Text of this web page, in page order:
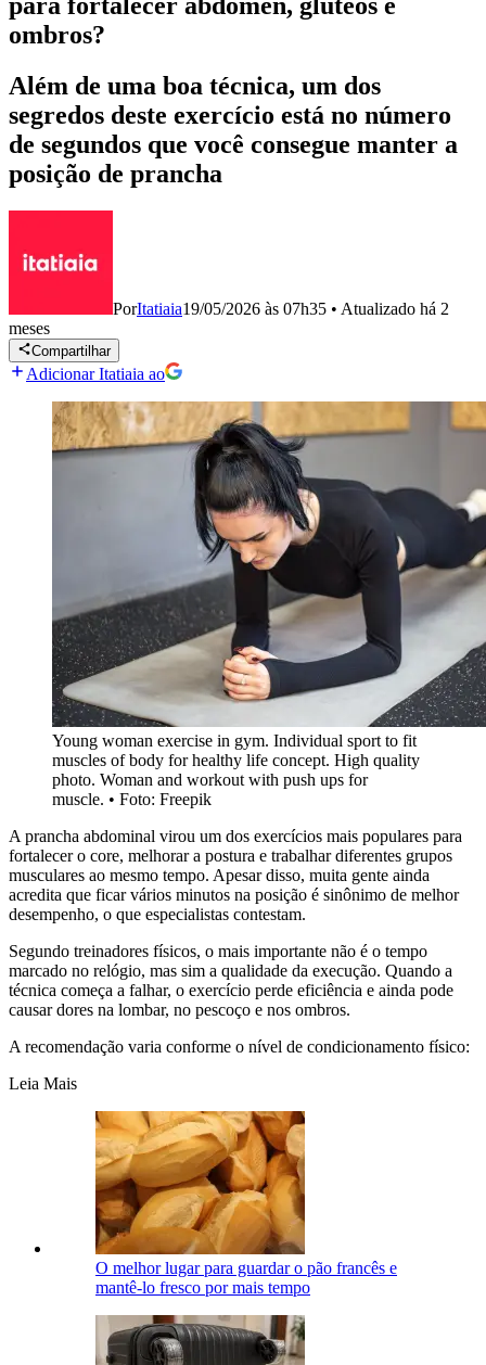
ombros?
Além de uma boa técnica, um dos
segredos deste exercício está no número
de segundos que você consegue manter a
posição de prancha
PorItatiaia19/05/2026 às 07h35 • Atualizado há 2
meses
Compartilhar
Adicionar Itatiaia ao
Young woman exercise in gym. Individual sport to fit
muscles of body for healthy life concept. High quality
photo. Woman and workout with push ups for
muscle. • Foto: Freepik
A prancha abdominal virou um dos exercícios mais populares para
fortalecer o core, melhorar a postura e trabalhar diferentes grupos
musculares ao mesmo tempo. Apesar disso, muita gente ainda
acredita que ficar vários minutos na posição é sinônimo de melhor
desempenho, o que especialistas contestam.
Segundo treinadores físicos, o mais importante não é o tempo
marcado no relógio, mas sim a qualidade da execução. Quando a
técnica começa a falhar, o exercício perde eficiência e ainda pode
causar dores na lombar, no pescoço e nos ombros.
A recomendação varia conforme o nível de condicionamento físico:
Leia Mais
O melhor lugar para guardar o pão francês e
mantê-lo fresco por mais tempo